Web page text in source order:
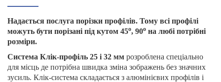
Надається послуга порізки профілів. Тому всі профілі
можуть бути порізані під кутом 45о, 90о на любі потрібні
розміри.
Система Клік-профіль 25 і 32 мм розроблена спеціально
для місць де потрібна швидка зміна зображень без значних
зусиль. Клік-система складається з алюмінієвих профілів і